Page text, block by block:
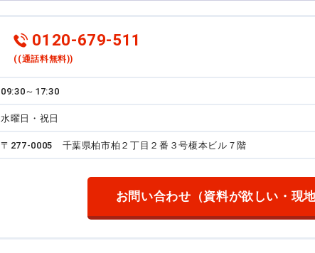
0120-679-511
((通話料無料))
09:30～17:30
水曜日・祝日
〒277-0005 千葉県柏市柏２丁目２番３号榎本ビル７階
お問い合わせ （資料が欲しい・現